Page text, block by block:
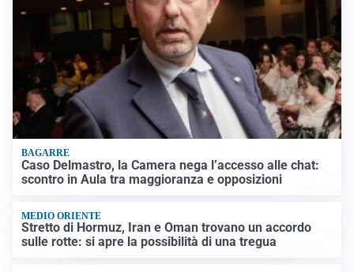
BAGARRE
Caso Delmastro, la Camera nega l’accesso alle chat:
scontro in Aula tra maggioranza e opposizioni
MEDIO ORIENTE
Stretto di Hormuz, Iran e Oman trovano un accordo
sulle rotte: si apre la possibilità di una tregua